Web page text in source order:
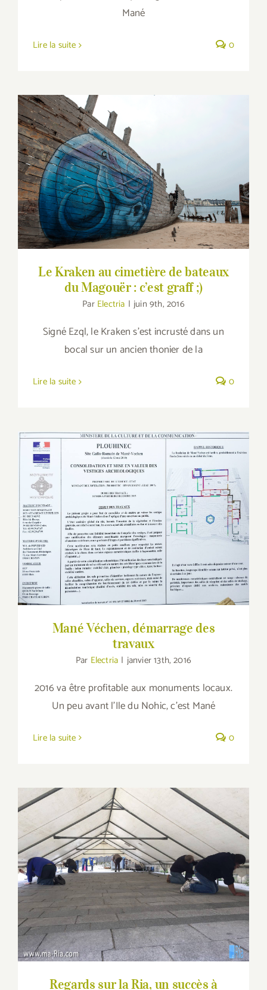
Mané
Lire la suite 0
Le Kraken au cimetière de bateaux du
Magouër : c’est graff ;)
Le Kraken au cimetière de bateaux
du Magouër : c’est graff ;)
Par Electria | juin 9th, 2016
Signé Ezql, le Kraken s'est incrusté dans un
bocal sur un ancien thonier de la
Lire la suite 0
Mané Véchen, démarrage des travaux
Mané Véchen, démarrage des
travaux
Par Electria | janvier 13th, 2016
2016 va être profitable aux monuments locaux.
Un peu avant l'Ile du Nohic, c'est Mané
Lire la suite 0
Regards sur la Ria, un succès à multiple
facettes
Regards sur la Ria, un succès à